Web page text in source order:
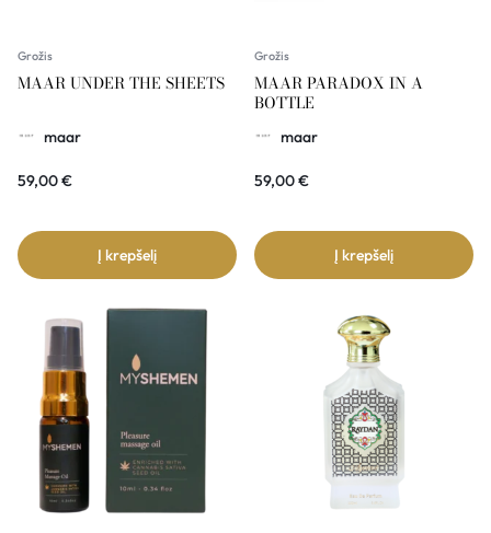
Grožis
MAAR UNDER THE SHEETS
maar
59,00€
Į krepšelį
Grožis
MAAR PARADOX IN A
BOTTLE
maar
59,00€
Į krepšelį